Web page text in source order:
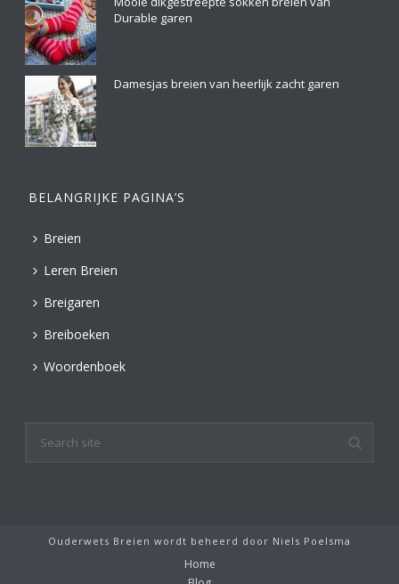
Durable garen
Damesjas breien van heerlijk zacht garen
BELANGRIJKE PAGINA’S
Breien
Leren Breien
Breigaren
Breiboeken
Woordenboek
Ouderwets Breien wordt beheerd door Niels Poelsma
Home